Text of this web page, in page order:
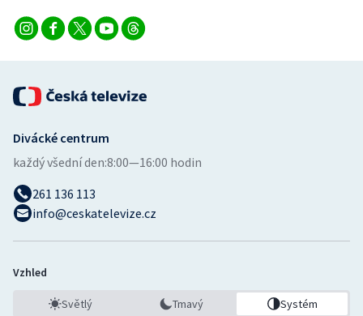
Divácké centrum
každý všední den:8:00—16:00 hodin
261 136 113
info@ceskatelevize.cz
Vzhled
Světlý Tmavý Systém